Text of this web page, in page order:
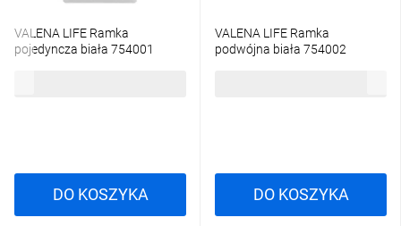
VALENA LIFE Ramka
pojedyncza biała 754001
DO KOSZYKA
VALENA LIFE Ramka
podwójna biała 754002
DO KOSZYKA